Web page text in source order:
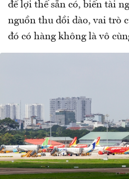
để lợi thế sẵn có, biến tài
nguồn thu dồi dào, vai trò
đó có hàng không là vô